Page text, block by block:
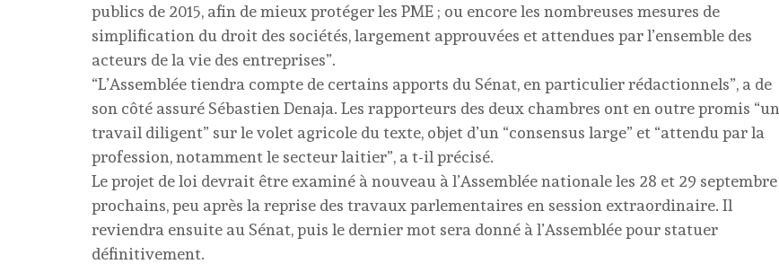
publics de 2015, afin de mieux protéger les PME ; ou encore les nombreuses mesures de
simplification du droit des sociétés, largement approuvées et attendues par l’ensemble des
acteurs de la vie des entreprises”.
“L’Assemblée tiendra compte de certains apports du Sénat, en particulier rédactionnels”, a de
son côté assuré Sébastien Denaja. Les rapporteurs des deux chambres ont en outre promis “un
travail diligent” sur le volet agricole du texte, objet d’un “consensus large” et “attendu par la
profession, notamment le secteur laitier”, a t-il précisé.
Le projet de loi devrait être examiné à nouveau à l’Assemblée nationale les 28 et 29 septembre
prochains, peu après la reprise des travaux parlementaires en session extraordinaire. Il
reviendra ensuite au Sénat, puis le dernier mot sera donné à l’Assemblée pour statuer
définitivement.